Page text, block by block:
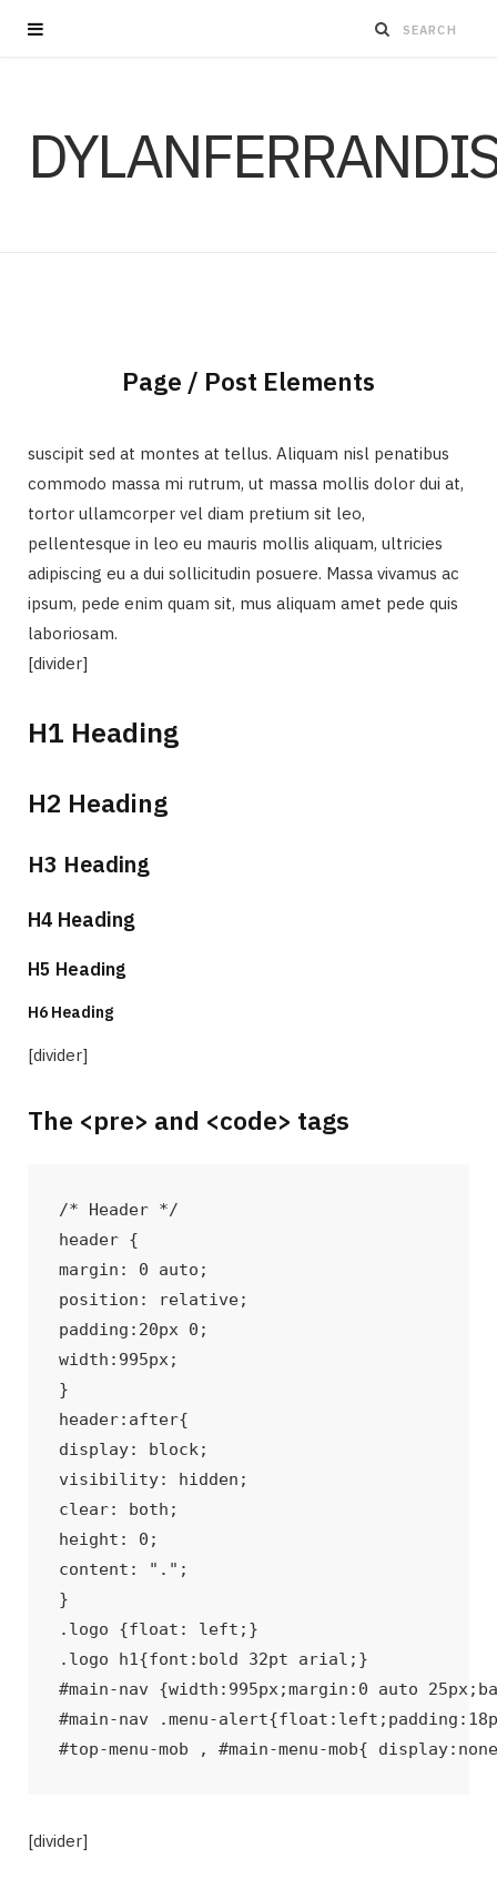
Page / Post Elements
suscipit sed at montes at tellus. Aliquam nisl penatibus
commodo massa mi rutrum, ut massa mollis dolor dui at,
tortor ullamcorper vel diam pretium sit leo,
pellentesque in leo eu mauris mollis aliquam, ultricies
adipiscing eu a dui sollicitudin posuere. Massa vivamus ac
ipsum, pede enim quam sit, mus aliquam amet pede quis
laboriosam.
[divider]
H1 Heading
H2 Heading
H3 Heading
H4 Heading
H5 Heading
H6 Heading
[divider]
The <pre> and <code> tags
/* Header */
header {
margin: 0 auto;
position: relative;
padding:20px 0;
width:995px;
}
header:after{
display: block;
visibility: hidden;
clear: both;
height: 0;
content: ".";
}
.logo {float: left;}
.logo h1{font:bold 32pt arial;}
#main-nav {width:995px;margin:0 auto
#main-nav .menu-
#top-menu-mob , #main-menu-mob{
[divider]